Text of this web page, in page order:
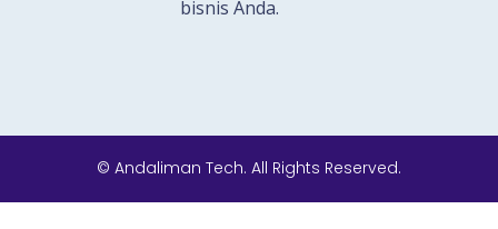
bisnis Anda.
© Andaliman Tech. All Rights Reserved.